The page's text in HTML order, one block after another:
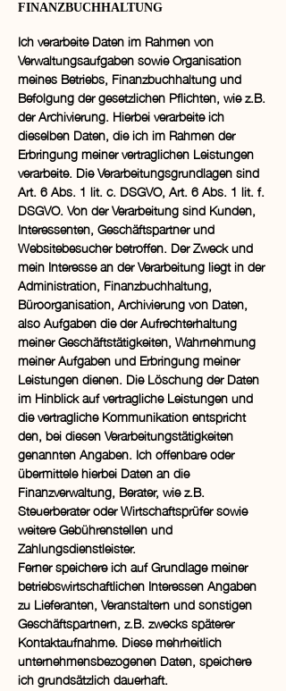
FINANZBUCHHALTUNG
Ich verarbeite Daten im Rahmen von
Verwaltungsaufgaben sowie Organisation
meines Betriebs, Finanzbuchhaltung und
Befolgung der gesetzlichen Pflichten, wie z.B.
der Archivierung. Hierbei verarbeite ich
dieselben Daten, die ich im Rahmen der
Erbringung meiner vertraglichen Leistungen
verarbeite. Die Verarbeitungsgrundlagen sind
Art. 6 Abs. 1 lit. c. DSGVO, Art. 6 Abs. 1 lit. f.
DSGVO. Von der Verarbeitung sind Kunden,
Interessenten, Geschäftspartner und
Websitebesucher betroffen. Der Zweck und
mein Interesse an der Verarbeitung liegt in der
Administration, Finanzbuchhaltung,
Büroorganisation, Archivierung von Daten,
also Aufgaben die der Aufrechterhaltung
meiner Geschäftstätigkeiten, Wahrnehmung
meiner Aufgaben und Erbringung meiner
Leistungen dienen. Die Löschung der Daten
im Hinblick auf vertragliche Leistungen und
die vertragliche Kommunikation entspricht
den, bei diesen Verarbeitungstätigkeiten
genannten Angaben. Ich offenbare oder
übermittele hierbei Daten an die
Finanzverwaltung, Berater, wie z.B.
Steuerberater oder Wirtschaftsprüfer sowie
weitere Gebührenstellen und
Zahlungsdienstleister.
Ferner speichere ich auf Grundlage meiner
betriebswirtschaftlichen Interessen Angaben
zu Lieferanten, Veranstaltern und sonstigen
Geschäftspartnern, z.B. zwecks späterer
Kontaktaufnahme. Diese mehrheitlich
unternehmensbezogenen Daten, speichere
ich grundsätzlich dauerhaft.